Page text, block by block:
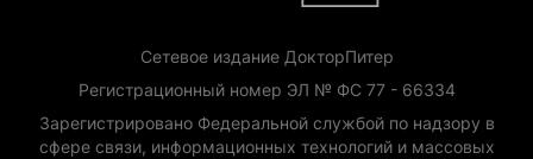
Сетевое издание ДокторПитер
Регистрационный номер ЭЛ № ФС 77 - 66334
Зарегистрировано Федеральной службой по надзору в
сфере связи, информационных технологий и массовых